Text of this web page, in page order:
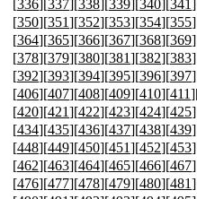
[336][337][338][339][340][341
[350][351][352][353][354][355
[364][365][366][367][368][369
[378][379][380][381][382][383
[392][393][394][395][396][397
[406][407][408][409][410][411
[420][421][422][423][424][425
[434][435][436][437][438][439
[448][449][450][451][452][453
[462][463][464][465][466][467
[476][477][478][479][480][481